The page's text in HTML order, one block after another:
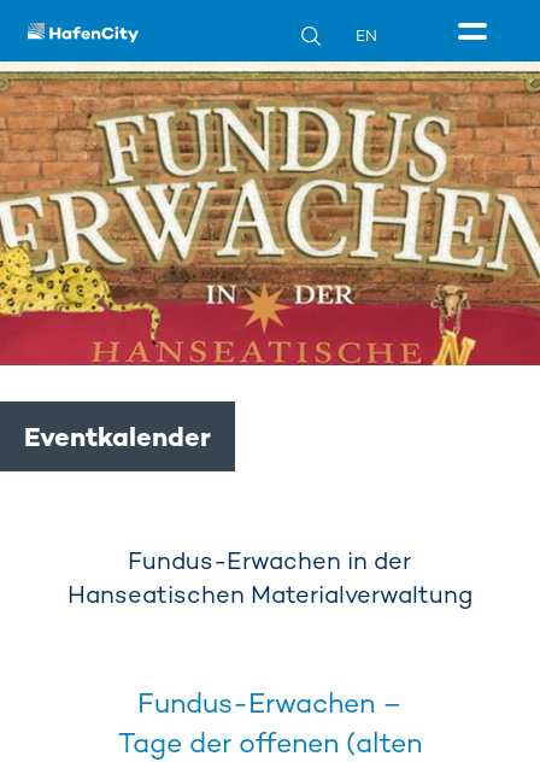
EN
Eventkalender
Fundus-Erwachen in der
Hanseatischen Materialverwaltung
Fundus-Erwachen –
Tage der offenen (alten